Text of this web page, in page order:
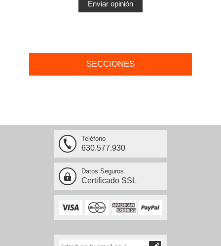
SECCIONES
Teléfono
630.577.930
Datos Seguros
Certificado SSL